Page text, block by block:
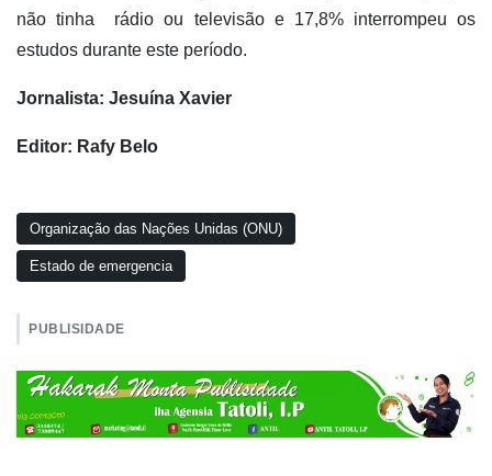
não tinha rádio ou televisão e 17,8% interrompeu os
estudos durante este período.
Jornalista: Jesuína Xavier
Editor: Rafy Belo
Organização das Nações Unidas (ONU)
Estado de emergencia
PUBLISIDADE